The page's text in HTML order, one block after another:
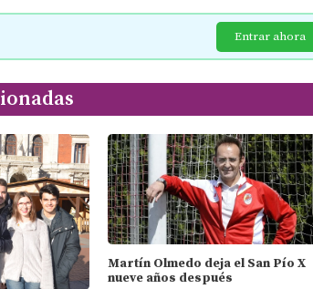
Entrar ahora
Martín Olmedo deja el San Pío X
nueve años después